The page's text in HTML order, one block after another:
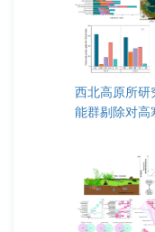
西北高原所研
能群剔除对高